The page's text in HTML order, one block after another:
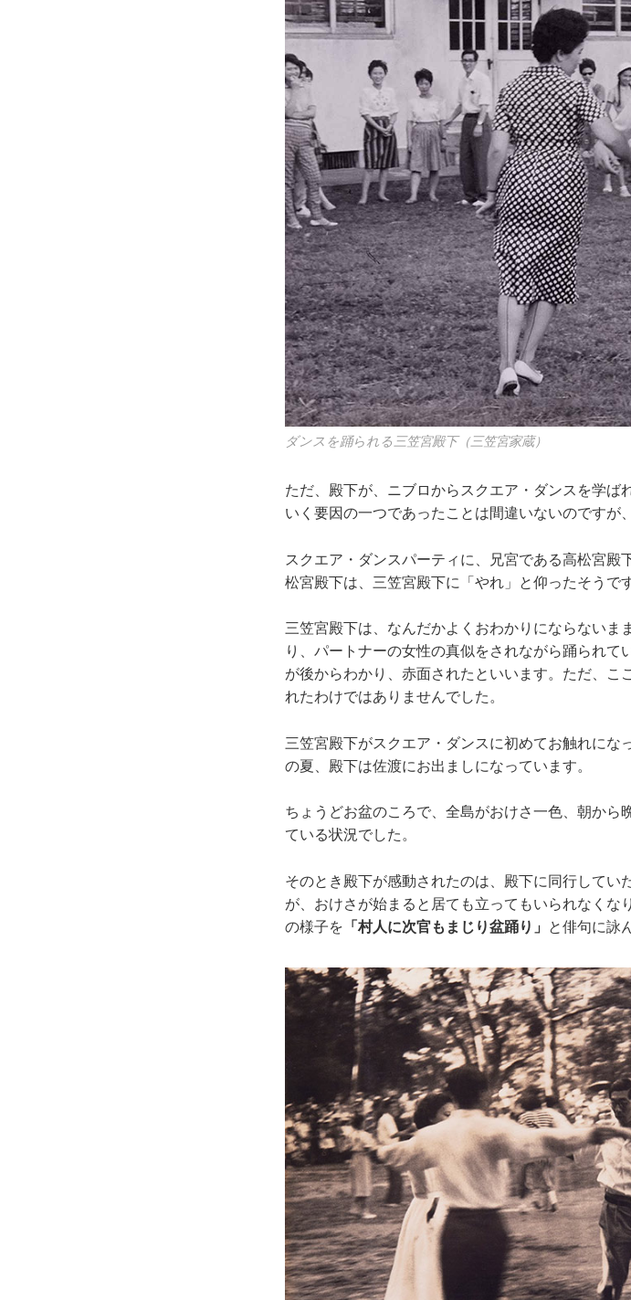
ダンスを踊られる三笠宮殿下（三笠宮家蔵）
ただ、殿下が、ニブロからスクエア・ダンスを学ば
いく要因の一つであったことは間違いないのですが
スクエア・ダンスパーティに、兄宮である高松宮
松宮殿下は、三笠宮殿下に「やれ」と仰ったそうです
三笠宮殿下は、なんだかよくおわかりにならない
り、パートナーの女性の真似をされながら踊られ
が後からわかり、赤面されたといいます。ただ、こ
れたわけではありませんでした。
三笠宮殿下がスクエア・ダンスに初めてお触れに
の夏、殿下は佐渡にお出ましになっています。
ちょうどお盆のころで、全島がおけさ一色、朝か
ている状況でした。
そのとき殿下が感動されたのは、殿下に同行してい
が、おけさが始まると居ても立ってもいられなく
の様子を 「村人に次官もまじり盆踊り」 と俳句に詠